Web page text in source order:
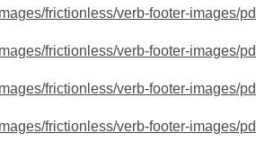
frictionless/verb-footer-images/
frictionless/verb-footer-images/
frictionless/verb-footer-images/
frictionless/verb-footer-images/